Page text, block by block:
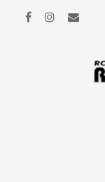
RC Radl